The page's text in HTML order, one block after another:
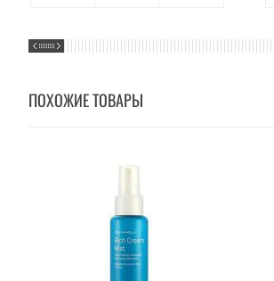
ПОХОЖИЕ ТОВАРЫ